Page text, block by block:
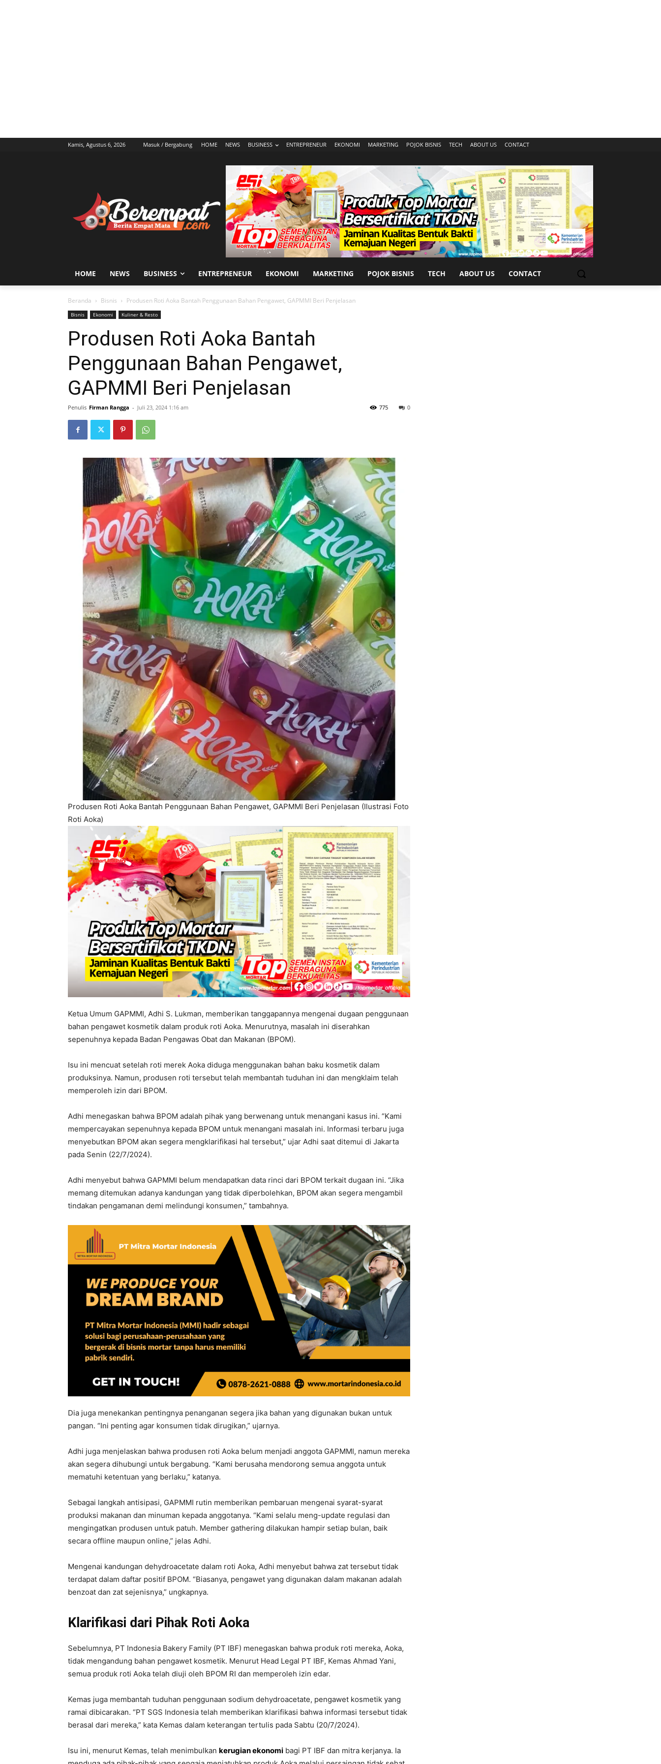
Kamis, Agustus 6, 2026 Masuk / Bergabung HOME NEWS BUSINESS ENTREPRENEUR EKONOMI MARKETING POJOK BISNIS TECH ABOUT US CONTACT
HOME NEWS BUSINESS ENTREPRENEUR EKONOMI MARKETING POJOK BISNIS TECH ABOUT US CONTACT
Beranda Bisnis Produsen Roti Aoka Bantah Penggunaan Bahan Pengawet, GAPMMI Beri Penjelasan
Bisnis Ekonomi Kuliner & Resto
Produsen Roti Aoka Bantah
Penggunaan Bahan Pengawet,
GAPMMI Beri Penjelasan
Penulis Firman Rangga - Juli 23, 2024 1:16 am 0
775
Produsen Roti Aoka Bantah Penggunaan Bahan Pengawet, GAPMMI Beri Penjelasan (Ilustrasi Foto
Roti Aoka)
Ketua Umum GAPMMI, Adhi S. Lukman, memberikan tanggapannya mengenai dugaan penggunaan
bahan pengawet kosmetik dalam produk roti Aoka. Menurutnya, masalah ini diserahkan
sepenuhnya kepada Badan Pengawas Obat dan Makanan (BPOM).
Isu ini mencuat setelah roti merek Aoka diduga menggunakan bahan baku kosmetik dalam
produksinya. Namun, produsen roti tersebut telah membantah tuduhan ini dan mengklaim telah
memperoleh izin dari BPOM.
Adhi menegaskan bahwa BPOM adalah pihak yang berwenang untuk menangani kasus ini. “Kami
mempercayakan sepenuhnya kepada BPOM untuk menangani masalah ini. Informasi terbaru juga
menyebutkan BPOM akan segera mengklarifikasi hal tersebut,” ujar Adhi saat ditemui di Jakarta
pada Senin (22/7/2024).
Adhi menyebut bahwa GAPMMI belum mendapatkan data rinci dari BPOM terkait dugaan ini. “Jika
memang ditemukan adanya kandungan yang tidak diperbolehkan, BPOM akan segera mengambil
tindakan pengamanan demi melindungi konsumen,” tambahnya.
Dia juga menekankan pentingnya penanganan segera jika bahan yang digunakan bukan untuk
pangan. “Ini penting agar konsumen tidak dirugikan,” ujarnya.
Adhi juga menjelaskan bahwa produsen roti Aoka belum menjadi anggota GAPMMI, namun mereka
akan segera dihubungi untuk bergabung. “Kami berusaha mendorong semua anggota untuk
mematuhi ketentuan yang berlaku,” katanya.
Sebagai langkah antisipasi, GAPMMI rutin memberikan pembaruan mengenai syarat-syarat
produksi makanan dan minuman kepada anggotanya. “Kami selalu meng-update regulasi dan
mengingatkan produsen untuk patuh. Member gathering dilakukan hampir setiap bulan, baik
secara offline maupun online,” jelas Adhi.
Mengenai kandungan dehydroacetate dalam roti Aoka, Adhi menyebut bahwa zat tersebut tidak
terdapat dalam daftar positif BPOM. “Biasanya, pengawet yang digunakan dalam makanan adalah
benzoat dan zat sejenisnya,” ungkapnya.
Klarifikasi dari Pihak Roti Aoka
Sebelumnya, PT Indonesia Bakery Family (PT IBF) menegaskan bahwa produk roti mereka, Aoka,
tidak mengandung bahan pengawet kosmetik. Menurut Head Legal PT IBF, Kemas Ahmad Yani,
semua produk roti Aoka telah diuji oleh BPOM RI dan memperoleh izin edar.
Kemas juga membantah tuduhan penggunaan sodium dehydroacetate, pengawet kosmetik yang
ramai dibicarakan. “PT SGS Indonesia telah memberikan klarifikasi bahwa informasi tersebut tidak
berasal dari mereka,” kata Kemas dalam keterangan tertulis pada Sabtu (20/7/2024).
Isu ini, menurut Kemas, telah menimbulkan kerugian ekonomi bagi PT IBF dan mitra kerjanya. Ia